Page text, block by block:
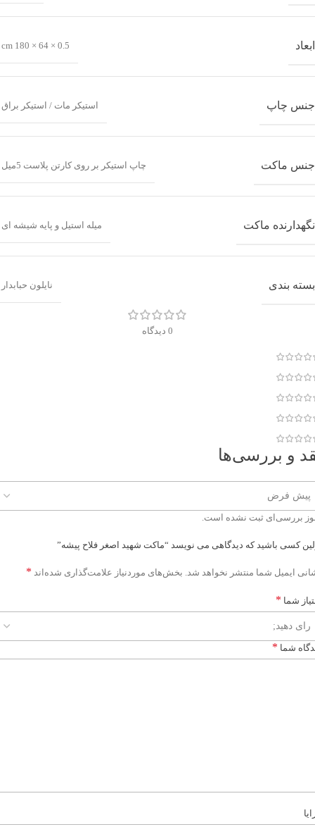
ابعاد 0.5 × 64 × 180 cm
جنس چاپ استیکر مات / استیکر براق
جنس ماکت چاپ استیکر بر روی کارتن پلاست 5میل
نگهدارنده ماکت میله استیل و پایه شیشه ای
بسته بندی نایلون حبابدار
0 دیدگاه
و بررسی‌ها
بررسی‌ای ثبت نشده است.
کسی باشید که دیدگاهی می نویسد “ماکت شهید اصغر فلاح پیشه”
ایمیل شما منتشر نخواهد شد. بخش‌های موردنیاز علامت‌گذاری شده‌اند *
شما *
شما *